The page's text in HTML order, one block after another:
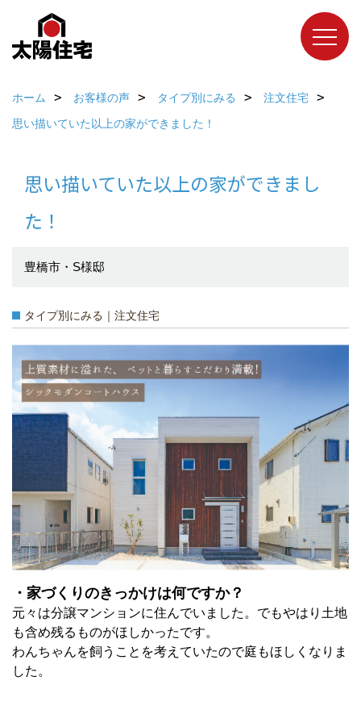
ホーム お客様の声 タイプ別にみる
注文住宅
思い描いていた以上の家ができました！
思い描いていた以上の家ができまし
た！
豊橋市・S様邸
タイプ別にみる｜注文住宅
・家づくりのきっかけは何ですか？
元々は分譲マンションに住んでいました。でもやはり土地
も含め残るものがほしかったです。
わんちゃんを飼うことを考えていたので庭もほしくなりま
した。